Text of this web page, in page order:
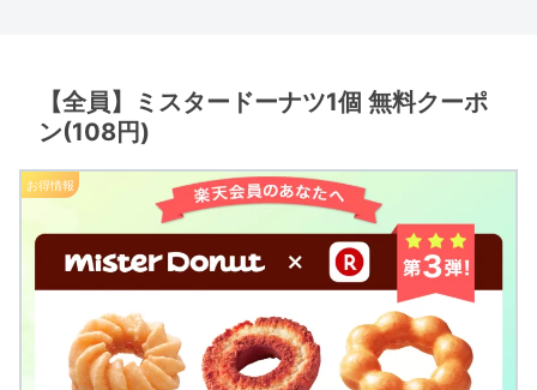
【全員】ミスタードーナツ1個 無料クーポ
ン(108円)
お得情報